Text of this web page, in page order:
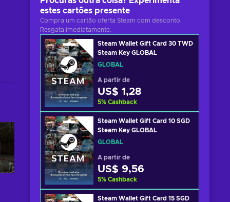
estes cartões presente
Compra um cartão oferta Steam com desconto.
Resgata imediatamente.
Steam Wallet Gift Card 30 TWD
Steam Key GLOBAL
GLOBAL
A partir de
US$ 1,28
5% Cashback
Steam Wallet Gift Card 10 SGD
Steam Key GLOBAL
GLOBAL
A partir de
US$ 9,56
5% Cashback
Steam Wallet Gift Card 15 SGD